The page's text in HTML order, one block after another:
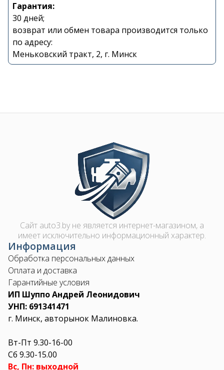
Гарантия:
30 дней;
возврат или обмен товара производится только
по адресу:
Меньковский тракт, 2, г. Минск
shupik21@bk.ru
Image
Сайт auto3.by не является интернет-магазином, а
имеет исключительно информационный характер.
Информация
Обработка персональных данных
Оплата и доставка
Гарантийные условия
ИП Шуппо Андрей Леонидович
УНП: 691341471
г. Минск, авторынок Малиновка.
Вт-Пт 9.30-16-00
Сб 9.30-15.00
Вс, Пн: выходной